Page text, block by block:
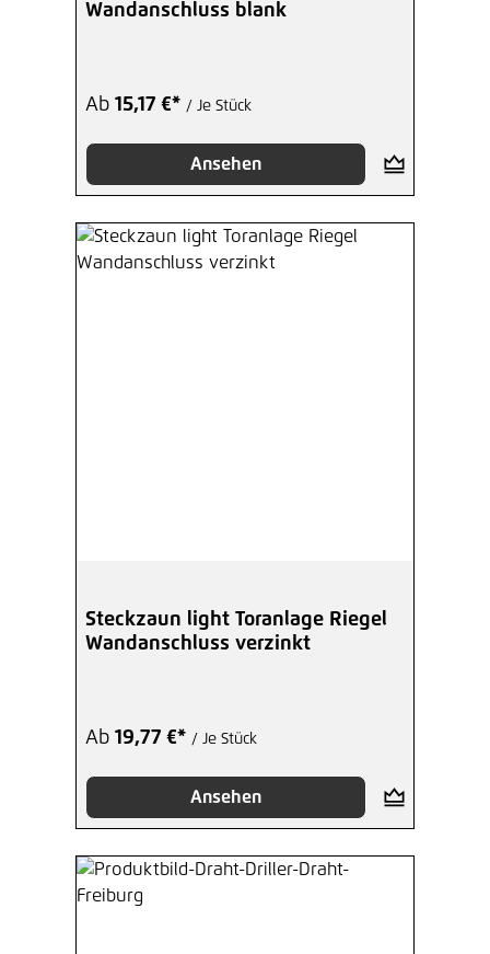
Wandanschluss blank
Ab 15,17 €* / Je Stück
Ansehen
Steckzaun light Toranlage Riegel
Wandanschluss verzinkt
Ab 19,77 €* / Je Stück
Ansehen